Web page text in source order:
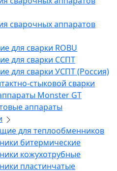
сварочных аппаратов
для сварки ROBU
для сварки ССПТ
для сварки УСПТ (Россия)
стыковой сварки
Monster GT
аппараты
для теплообменников
битермические
кожухотрубные
пластинчатые